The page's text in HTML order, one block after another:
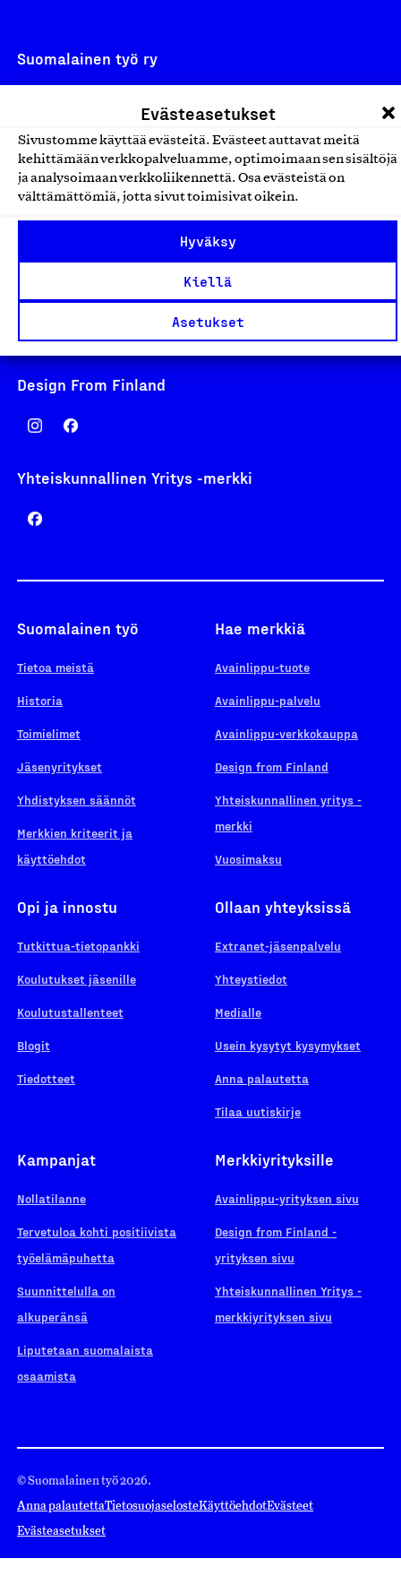
Evästeasetukset
Sivustomme käyttää evästeitä. Evästeet auttavat meitä
kehittämään verkkopalveluamme, optimoimaan sen sisältöjä
ja analysoimaan verkkoliikennettä. Osa evästeistä on
välttämättömiä, jotta sivut toimisivat oikein.
Hyväksy
Kiellä
Asetukset
Suomalainen työ ry
Finland
asiakaspalvelu@suomalainentyo.fi
laskutus@suomalainentyo.fi
Design From Finland
Yhteiskunnallinen Yritys -merkki
Suomalainen työ
Tietoa meistä
Historia
Toimielimet
Jäsenyritykset
Yhdistyksen säännöt
Merkkien kriteerit ja
käyttöehdot
Hae merkkiä
Avainlippu-tuote
Avainlippu-palvelu
Avainlippu-verkkokauppa
Design from Finland
Yhteiskunnallinen yritys -
merkki
Vuosimaksu
Opi ja innostu
Tutkittua-tietopankki
Koulutukset jäsenille
Koulutustallenteet
Blogit
Tiedotteet
Ollaan yhteyksissä
Extranet-jäsenpalvelu
Yhteystiedot
Medialle
Usein kysytyt kysymykset
Anna palautetta
Tilaa uutiskirje
Kampanjat
Nollatilanne
Tervetuloa kohti positiivista
työelämäpuhetta
Suunnittelulla on
alkuperänsä
Liputetaan suomalaista
osaamista
Merkkiyrityksille
Avainlippu-yrityksen sivu
Design from Finland -
yrityksen sivu
Yhteiskunnallinen Yritys -
merkkiyrityksen sivu
© Suomalainen työ 2026.
Anna palautettaTietosuojaselosteKäyttöehdotEvästeet
Evästeasetukset